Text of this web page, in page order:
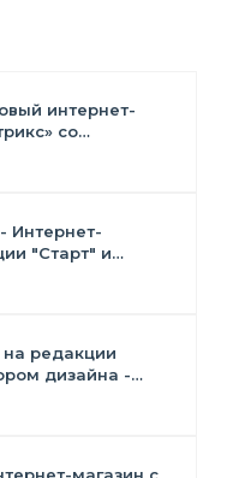
интернет-
со
Интернет-
"Старт" и
на редакции
дизайна -